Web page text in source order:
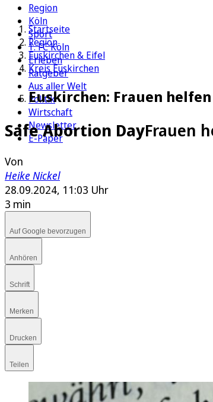
Region
Köln
Sport
1. FC Köln
Erleben
Ratgeber
Aus aller Welt
Politik
Wirtschaft
Newsletter
E-Paper
Startseite
Region
Euskirchen & Eifel
Kreis Euskirchen
Euskirchen: Frauen
Safe Abortion DayFrauen
Von
Heike Nickel
28.09.2024, 11:03 Uhr
3 min
Auf Google bevorzugen
Anhören
Schrift
Merken
Drucken
Teilen